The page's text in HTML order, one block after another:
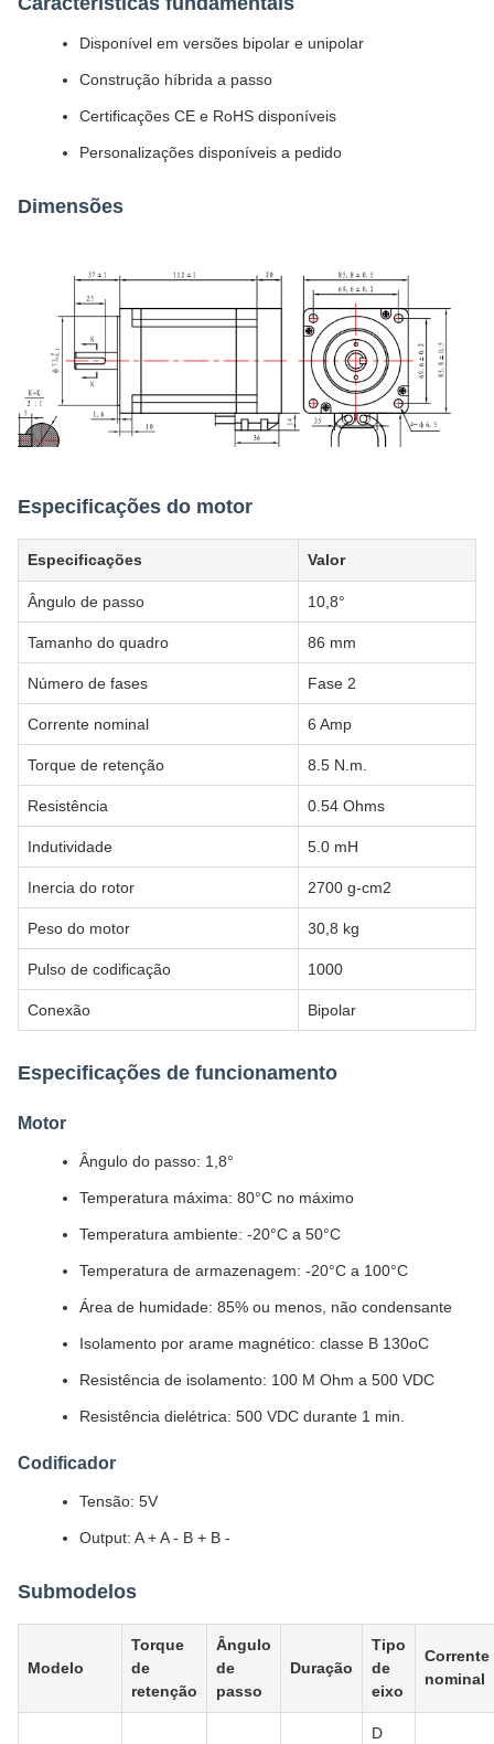
Disponível em versões bipolar e unipolar
Construção híbrida a passo
Certificações CE e RoHS disponíveis
Personalizações disponíveis a pedido
Dimensões
Especificações do motor
Especificações Valor
Ângulo de passo 10,8°
Tamanho do quadro 86 mm
Número de fases Fase 2
Corrente nominal 6 Amp
Torque de retenção 8.5 N.m.
Resistência 0.54 Ohms
Indutividade 5.0 mH
Inercia do rotor 2700 g-cm2
Peso do motor 30,8 kg
Pulso de codificação 1000
Conexão Bipolar
Especificações de funcionamento
Motor
Ângulo do passo: 1,8°
Temperatura máxima: 80°C no máximo
Temperatura ambiente: -20°C a 50°C
Temperatura de armazenagem: -20°C a 100°C
Área de humidade: 85% ou menos, não condensante
Isolamento por arame magnético: classe B 130oC
Resistência de isolamento: 100 M Ohm a 500 VDC
Resistência dielétrica: 500 VDC durante 1 min.
Codificador
Tensão: 5V
Output: A + A - B + B -
Submodelos
Modelo
Torque
de
retenção
Ângulo
de
passo
Duração
Tipo
de
eixo
Corrente
nominal
D